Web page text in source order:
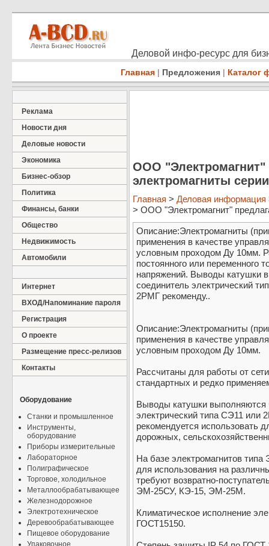
Деловой инфо-ресурс для
Главная | Предложения | Каталог
Реклама
Новости дня
Деловые новости
Экономика
Бизнес-обзор
Политика
Финансы, банки
Общество
Недвижимость
Автомобили
Интернет
ВХОД/Напоминание пароля
Регистрация
О проекте
Размещение пресс-релизов
Контакты
Оборудование
Станки и промышленное
Инструменты,
оборудование
Приборы измерительные
Лабораторное
Полиграфическое
Торговое, холодильное
Металлообрабатывающее
Железнодорожное
Электротехническое
Деревообрабатывающее
Пищевое оборудование
Упаковочное
ООО "Электромагнит"
электромагниты
Главная > Деловая информация
> ООО "Электромагнит"
Описание:Электромагниты
применения в качестве
условным проходом Ду 10мм.
постоянного или переменного
напряжений. Выводы катушки
соединитель электрический
2РМГ рекоменду..
Описание:Электромагниты
применения в качестве
условным проходом Ду 10мм.
Рассчитаны для работы от
стандартных и редко
Выводы катушки выполняются
электрический типа СЭ11 или
рекомендуется использовать
дорожных,
На базе электромагнитов
для использования на
требуют возвратно-
ЭМ-25СУ, КЭ-15, ЭМ-25М.
Климатическое исполнение
ГОСТ15150.